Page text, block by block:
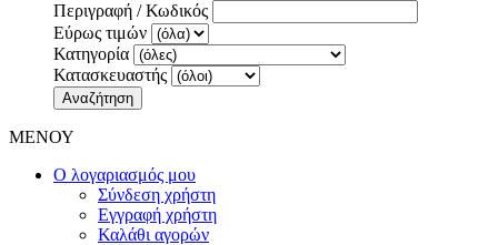
Περιγραφή / Κωδικός
Εύρως τιμών
Κατηγορία
Κατασκευαστής
Αναζήτηση
ΜΕΝΟΥ
Ο λογαριασμός μου
Σύνδεση χρήστη
Εγγραφή χρήστη
Καλάθι αγορών